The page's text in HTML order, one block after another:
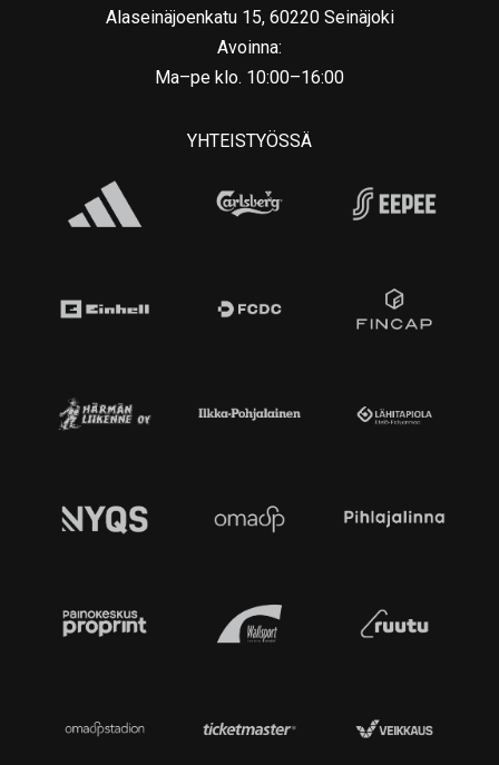
Alaseinäjoenkatu 15, 60220 Seinäjoki
Avoinna:
Ma–pe klo. 10:00–16:00
YHTEISTYÖSSÄ